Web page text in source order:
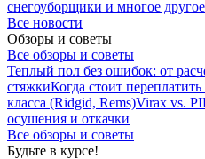
снегоуборщики и многое другое
Все новости
Обзоры и советы
Все обзоры и советы
Теплый пол без ошибок: от
стяжкиКогда стоит
класса (Ridgid, Rems)Virax vs.
осушения и откачки
Все обзоры и советы
Будьте в курсе!